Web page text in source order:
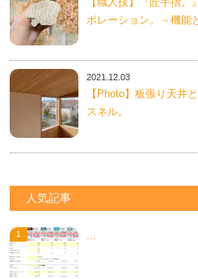
ボレーション。－機能
2021.12.03
【Photo】板張り天井
スネル。
人気記事
...